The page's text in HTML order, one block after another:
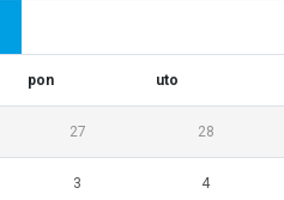
pon uto
27 28
3 4